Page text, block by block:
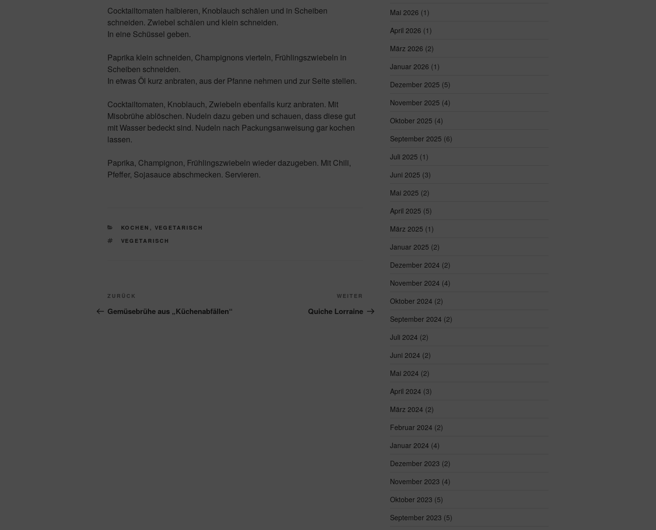
Cocktailtomaten halbieren, Knoblauch schälen und in Scheiben
schneiden. Zwiebel schälen und klein schneiden.
In eine Schüssel geben.
Paprika klein schneiden, Champignons vierteln, Frühlingszwiebeln in
Scheiben schneiden.
In etwas Öl kurz anbraten, aus der Pfanne nehmen und zur Seite stellen.
Cocktailtomaten, Knoblauch, Zwiebeln ebenfalls kurz anbraten. Mit
Misobrühe ablöschen. Nudeln dazu geben und schauen, dass diese gut
mit Wasser bedeckt sind. Nudeln nach Packungsanweisung gar kochen
lassen.
Paprika, Champignon, Frühlingszwiebeln wieder dazugeben. Mit Chili,
Pfeffer, Sojasauce abschmecken. Servieren.
KATEGORIEN
KOCHEN , VEGETARISCH
SCHLAGWÖRTER
VEGETARISCH
Beitragsnavigation
Vorheriger
Beitrag
ZURÜCK
Gemüsebrühe aus „Küchenabfällen“
Nächster
Beitrag
WEITER
Quiche Lorraine
Mai 2026 (1)
April 2026 (1)
März 2026 (2)
Januar 2026 (1)
Dezember 2025 (5)
November 2025 (4)
Oktober 2025 (4)
September 2025 (6)
Juli 2025 (1)
Juni 2025 (3)
Mai 2025 (2)
April 2025 (5)
März 2025 (1)
Januar 2025 (2)
Dezember 2024 (2)
November 2024 (4)
Oktober 2024 (2)
September 2024 (2)
Juli 2024 (2)
Juni 2024 (2)
Mai 2024 (2)
April 2024 (3)
März 2024 (2)
Februar 2024 (2)
Januar 2024 (4)
Dezember 2023 (2)
November 2023 (4)
Oktober 2023 (5)
September 2023 (5)